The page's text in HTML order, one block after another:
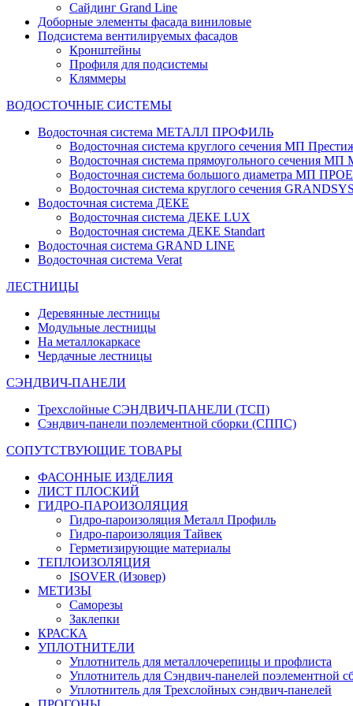
Сайдинг Grand Line
Доборные элементы фасада виниловые
Подсистема вентилируемых фасадов
Кронштейны
Профиля для подсистемы
Кляммеры
ВОДОСТОЧНЫЕ СИСТЕМЫ
Водосточная система МЕТАЛЛ ПРОФИЛЬ
Водосточная система круглого сечения МП
Водосточная система прямоугольного сечения МП
Водосточная система большого диаметра МП
Водосточная система круглого сечения
Водосточная система ДЕКЕ
Водосточная система ДЕКЕ LUX
Водосточная система ДЕКЕ Standart
Водосточная система GRAND LINE
Водосточная система Verat
ЛЕСТНИЦЫ
Деревянные лестницы
Модульные лестницы
На металлокаркасе
Чердачные лестницы
СЭНДВИЧ-ПАНЕЛИ
Трехслойные СЭНДВИЧ-ПАНЕЛИ (ТСП)
Сэндвич-панели поэлементной сборки (СППС)
СОПУТСТВУЮЩИЕ ТОВАРЫ
ФАСОННЫЕ ИЗДЕЛИЯ
ЛИСТ ПЛОСКИЙ
ГИДРО-ПАРОИЗОЛЯЦИЯ
Гидро-пароизоляция Металл Профиль
Гидро-пароизоляция Тайвек
Герметизирующие материалы
ТЕПЛОИЗОЛЯЦИЯ
ISOVER (Изовер)
МЕТИЗЫ
Саморезы
Заклепки
КРАСКА
УПЛОТНИТЕЛИ
Уплотнитель для металлочерепицы и профлиста
Уплотнитель для Сэндвич-панелей поэлементной
Уплотнитель для Трехслойных сэндвич-панелей